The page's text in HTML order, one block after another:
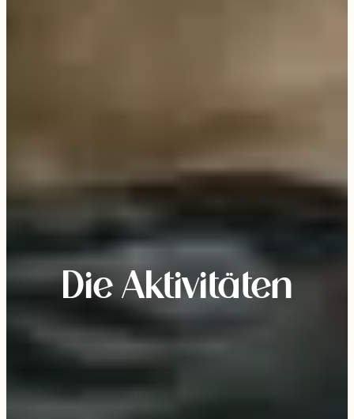
Die Aktivitäten